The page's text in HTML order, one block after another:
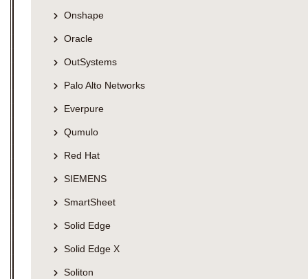
Onshape
Oracle
OutSystems
Palo Alto Networks
Everpure
Qumulo
Red Hat
SIEMENS
SmartSheet
Solid Edge
Solid Edge X
Soliton